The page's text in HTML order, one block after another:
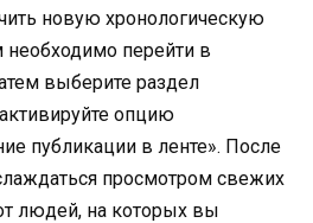
новую хронологическую
необходимо перейти в
выберите раздел
опцию
публикации в ленте». После
просмотром свежих
людей, на которых вы